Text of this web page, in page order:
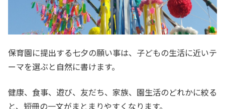
保育園に提出する七夕の願い事は、子どもの生活に近いテ
ーマを選ぶと自然に書けます。
健康、食事、遊び、友だち、家族、園生活のどれかに絞る
と、短冊の一文がまとまりやすくなります。